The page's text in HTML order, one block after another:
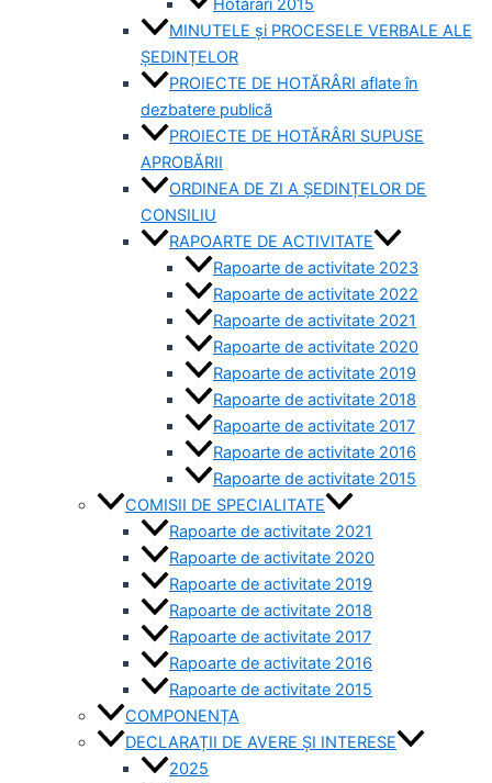
MINUTELE și PROCESELE VERBALE ALE
ȘEDINȚELOR
PROIECTE DE HOTĂRÂRI aflate în
dezbatere publică
PROIECTE DE HOTĂRÂRI SUPUSE
APROBĂRII
ORDINEA DE ZI A ȘEDINȚELOR DE
CONSILIU
RAPOARTE DE ACTIVITATE
Rapoarte de activitate 2023
Rapoarte de activitate 2022
Rapoarte de activitate 2021
Rapoarte de activitate 2020
Rapoarte de activitate 2019
Rapoarte de activitate 2018
Rapoarte de activitate 2017
Rapoarte de activitate 2016
Rapoarte de activitate 2015
COMISII DE SPECIALITATE
Rapoarte de activitate 2021
Rapoarte de activitate 2020
Rapoarte de activitate 2019
Rapoarte de activitate 2018
Rapoarte de activitate 2017
Rapoarte de activitate 2016
Rapoarte de activitate 2015
COMPONENȚA
DECLARAȚII DE AVERE ȘI INTERESE
2025